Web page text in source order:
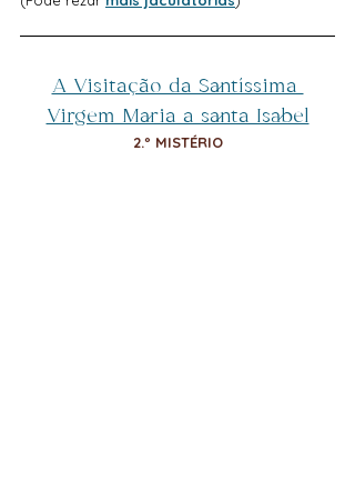
A Visitação da Santíssima
Virgem Maria a santa Isabel
2.º MISTÉRIO